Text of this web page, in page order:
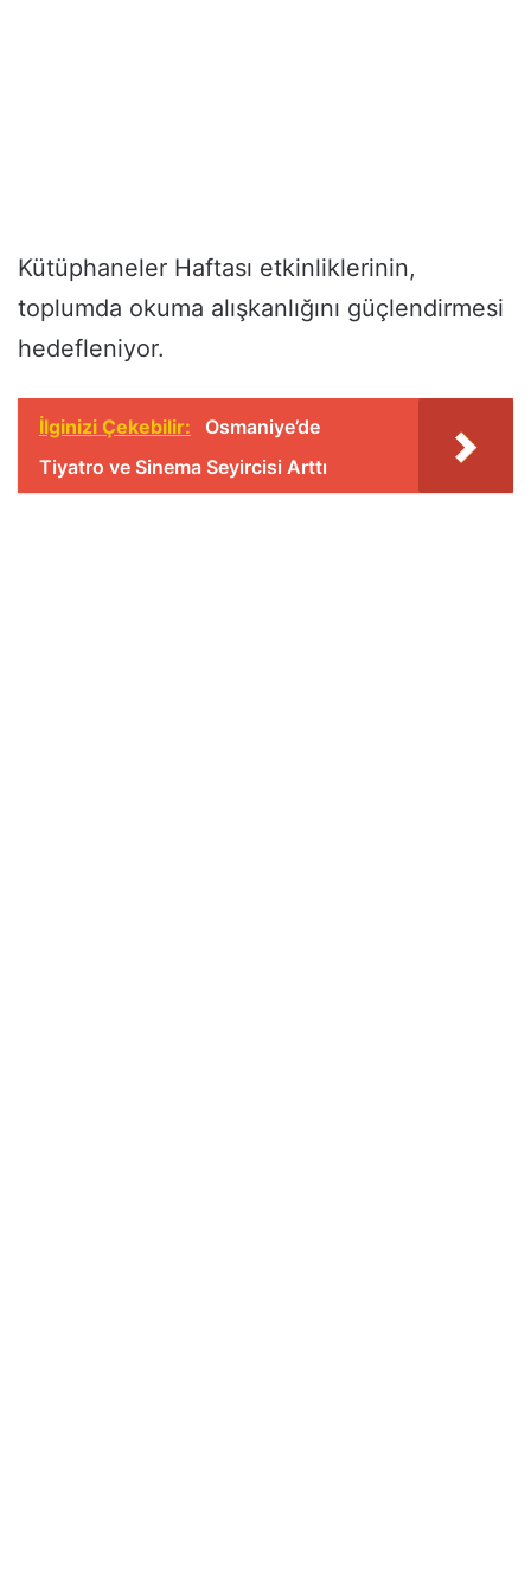
Kütüphaneler Haftası etkinliklerinin,
toplumda okuma alışkanlığını güçlendirmesi
hedefleniyor.
İlginizi Çekebilir:
Osmaniye’de
Tiyatro ve Sinema Seyircisi Arttı